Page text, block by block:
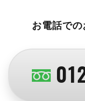
お電話で